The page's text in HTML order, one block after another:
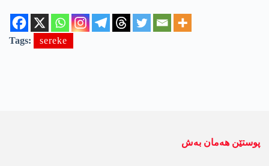
Tags: sereke
پوستێن ھەمان بەش